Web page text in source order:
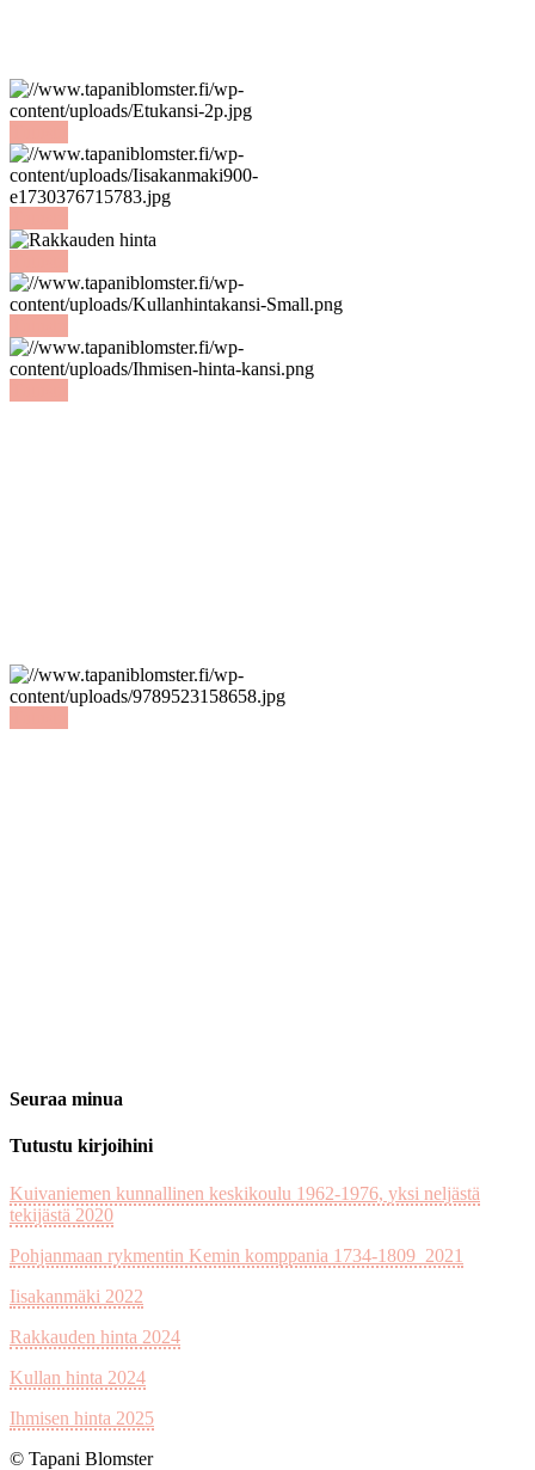
Seuraa minua
Tutustu kirjoihini
Kuivaniemen kunnallinen keskikoulu 1962-1976, yksi neljästä
tekijästä 2020
Pohjanmaan rykmentin Kemin komppania 1734-1809 2021
Iisakanmäki 2022
Rakkauden hinta 2024
Kullan hinta 2024
Ihmisen hinta 2025
© Tapani Blomster